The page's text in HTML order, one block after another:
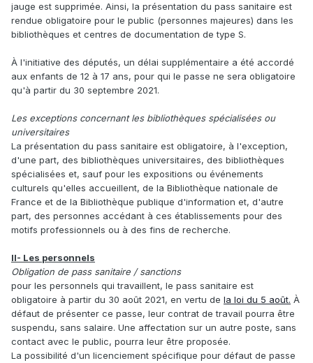
jauge est supprimée. Ainsi, la présentation du pass sanitaire est
rendue obligatoire pour le public (personnes majeures) dans les
bibliothèques et centres de documentation de type S.
À l'initiative des députés, un délai supplémentaire a été accordé
aux enfants de 12 à 17 ans, pour qui le passe ne sera obligatoire
qu'à partir du 30 septembre 2021.
Les exceptions concernant les bibliothèques spécialisées ou
universitaires
La présentation du pass sanitaire est obligatoire, à l'exception,
d'une part, des bibliothèques universitaires, des bibliothèques
spécialisées et, sauf pour les expositions ou événements
culturels qu'elles accueillent, de la Bibliothèque nationale de
France et de la Bibliothèque publique d'information et, d'autre
part, des personnes accédant à ces établissements pour des
motifs professionnels ou à des fins de recherche.
II- Les personnels
Obligation de pass sanitaire / sanctions
pour les personnels qui travaillent, le pass sanitaire est
obligatoire à partir du 30 août 2021, en vertu de la loi du 5 août. À
défaut de présenter ce passe, leur contrat de travail pourra être
suspendu, sans salaire. Une affectation sur un autre poste, sans
contact avec le public, pourra leur être proposée.
La possibilité d'un licenciement spécifique pour défaut de passe